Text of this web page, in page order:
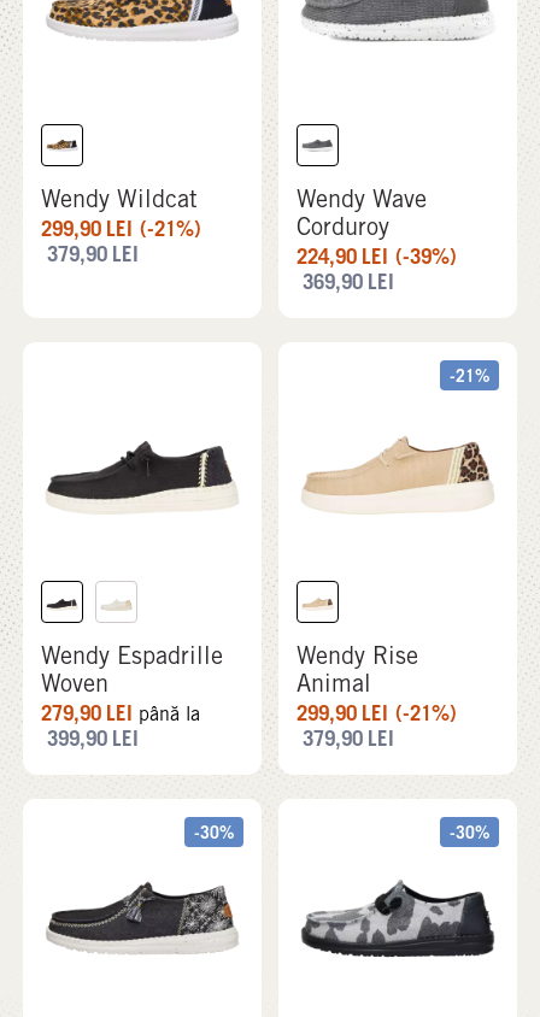
Wendy Wildcat
299,90 LEI (-21%)
379,90 LEI
Wendy Wave
Corduroy
224,90 LEI (-39%)
369,90 LEI
Wendy Espadrille
Woven
279,90 LEI până la
399,90 LEI
-21%
Wendy Rise
Animal
299,90 LEI (-21%)
379,90 LEI
-30% -30%